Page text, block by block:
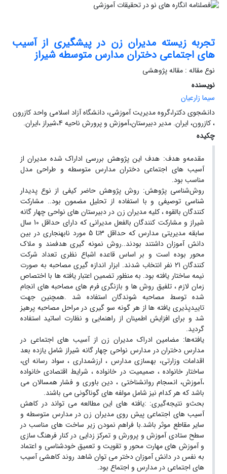
تجربه زیسته مدیران زن در پیشگیری از آسیب
های اجتماعی دختران مدارس متوسطه شیراز
نوع مقاله : مقاله پژوهشی
نویسنده
سیما زارعیان
دانشجوی دکترا،گروه مدیریت آموزشی، دانشگاه آزاد اسلامی واحد کازرون
، کازرون، ایران. مدیر دبیرستان،آموزش و پرورش ناحیه 4،شیراز ،ایران.
چکیده
مقدمه‌و هدف: هدف این پژوهش بررسی اداراک شده مدیران از
آسیب های اجتماعی دختران مدارس متوسطه و طراحی مدل
مناسب بود.
روش‌شناسی پژوهش: روش پژوهش حاضر کیفی از نوع پدیدار
شناسی توصیفی و با استفاده از تحلیل مضمون بود.. مشارکت
کنندگان بالقوه ، کلیه مدیران زن در دبیرستان های نواحی چهار گانه
شیراز و مشارکت کنندگان بالفعل مدیرانی که دارای حداقل 10 سال
سابقه مدیریتی مدارس که حداقل 3تا 5 مورد نابهنجاری در بین
دانش آموزان داشتند بودند..روش نمونه گیری هدفمند و ملاک
محور بوده است و بر اساس قاعده اشباع نظری تعداد شرکت
کنندگان 21 نفر انتخاب شدند. ابزار اندازه گیری مصاحبه به صورت
نیمه ساختار یافته بود. به منظور تضمین اعتبار یافته ها با اختصاص
زمان لازم ، تلفیق روش ها و بازنگری فرم های مصاحبه های انجام
شده توسط مصاحبه شوندگان استفاده شد .همچنین جهت
تاییدپذیری یافته ها از هر گونه سو گیری در مراحل مصاحبه پرهیز
شد و برای افزایش اطمینان از راهنمایی و نظارت اساتید استفاده
گردید.
یافته‌ها: مضامین ادراک مدیران زن از آسیب های اجتماعی در
مدارس دختران در مدارس نواحی چهار گانه شیراز شامل یازده بعد
اقدامات وزارتی، بهسازی مدارس ، ارزشمداری ، سواد رسانه ای،
ساختار خانواده ، صمیمیت در خانواده ، شرایط اقتصادی خانواده
،آموزش، انسجام روانشناختی ، دین باوری و فشار همسالان می
باشد که هر کدام نیز شامل مولفه های گوناگونی می باشند.
بحث‌و نتیجه‌گیری: :یافته های این مطالعه می تواند در کاهش
آسیب های اجتماعی پیش روی مدیران زن در مدارس متوسطه و
سایر مقاطع موثر باشد.با فراهم نمودن زیر ساخت های مناسب در
سطح ستادی آموزش و پرورش و تمرکز زدایی در کنار فرهنگ سازی
و آموزش های مهارت محور و تقویت و تعمیق خودشناسی و اعتماد
به نفس در دانش آموزان دختر می توان شاهد روند کاهشی آسیب
های اجتماعی در مدارس و اجتماع بود.